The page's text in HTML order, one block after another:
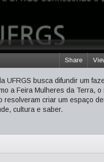
Share
UFRGS busca difundir um
a Feira Mulheres da Terra,
criar um espaço
cultura e saber.